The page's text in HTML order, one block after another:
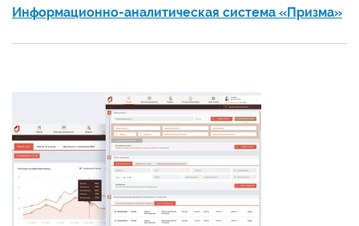
Информационно-аналитическая система «Призма»